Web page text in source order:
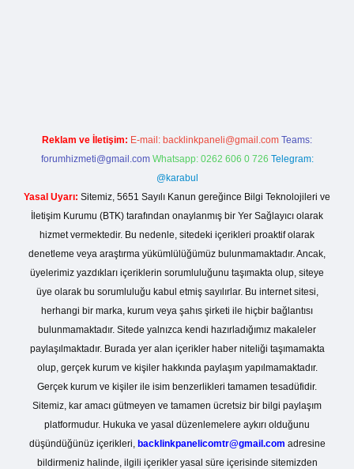
Reklam ve İletişim: E-mail: backlinkpaneli@gmail.com Teams:
forumhizmeti@gmail.com Whatsapp: 0262 606 0 726 Telegram:
@karabul
Yasal Uyarı: Sitemiz, 5651 Sayılı Kanun gereğince Bilgi Teknolojileri ve
İletişim Kurumu (BTK) tarafından onaylanmış bir Yer Sağlayıcı olarak
hizmet vermektedir. Bu nedenle, sitedeki içerikleri proaktif olarak
denetleme veya araştırma yükümlülüğümüz bulunmamaktadır. Ancak,
üyelerimiz yazdıkları içeriklerin sorumluluğunu taşımakta olup, siteye
üye olarak bu sorumluluğu kabul etmiş sayılırlar. Bu internet sitesi,
herhangi bir marka, kurum veya şahıs şirketi ile hiçbir bağlantısı
bulunmamaktadır. Sitede yalnızca kendi hazırladığımız makaleler
paylaşılmaktadır. Burada yer alan içerikler haber niteliği taşımamakta
olup, gerçek kurum ve kişiler hakkında paylaşım yapılmamaktadır.
Gerçek kurum ve kişiler ile isim benzerlikleri tamamen tesadüfidir.
Sitemiz, kar amacı gütmeyen ve tamamen ücretsiz bir bilgi paylaşım
platformudur. Hukuka ve yasal düzenlemelere aykırı olduğunu
düşündüğünüz içerikleri, backlinkpanelicomtr@gmail.com adresine
bildirmeniz halinde, ilgili içerikler yasal süre içerisinde sitemizden